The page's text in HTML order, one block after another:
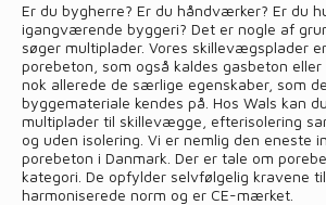
Er du bygherre? Er du håndværker? Er du
igangværende byggeri? Det er nogle af
søger multiplader. Vores skillevægsplader
porebeton, som også kaldes gasbeton
nok allerede de særlige egenskaber, som
byggemateriale kendes på. Hos Wals kan
multiplader til skillevægge, efterisolering
og uden isolering. Vi er nemlig den eneste
porebeton i Danmark. Der er tale om
kategori. De opfylder selvfølgelig kravene
harmoniserede norm og er CE-mærket.